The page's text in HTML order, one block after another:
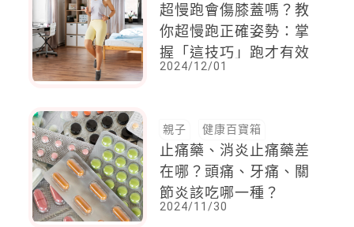
超慢跑會傷膝蓋嗎？教
你超慢跑正確姿勢：掌
握「這技巧」跑才有效
2024/12/01
親子 健康百寶箱
止痛藥、消炎止痛藥差
在哪？頭痛、牙痛、關
節炎該吃哪一種？
2024/11/30